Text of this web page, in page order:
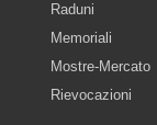
Raduni
Memoriali
Mostre-Mercato
Rievocazioni